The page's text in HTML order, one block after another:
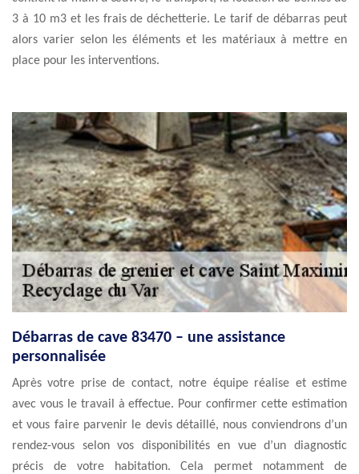
3 à 10 m3 et les frais de déchetterie. Le tarif de débarras peut
alors varier selon les éléments et les matériaux à mettre en
place pour les interventions.
Débarras de cave 83470 – une assistance
personnalisée
Après votre prise de contact, notre équipe réalise et estime
avec vous le travail à effectue. Pour confirmer cette estimation
et vous faire parvenir le devis détaillé, nous conviendrons d’un
rendez-vous selon vos disponibilités en vue d’un diagnostic
précis de votre habitation. Cela permet notamment de